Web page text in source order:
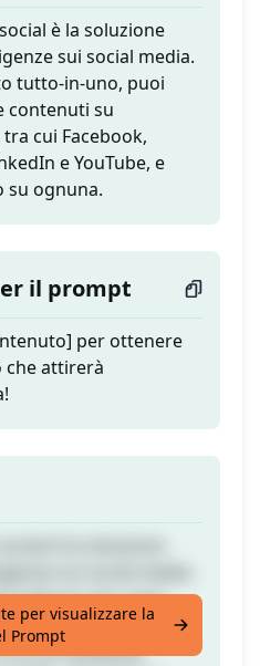
è la soluzione
sui social media.
tutto-in-uno, puoi
contenuti su
cui Facebook,
e YouTube, e
su ognuna.
il prompt
per ottenere
attirerà
tutto-in-uno, puoi
contenuti su
cui Facebook,
per visualizzare la
Prompt